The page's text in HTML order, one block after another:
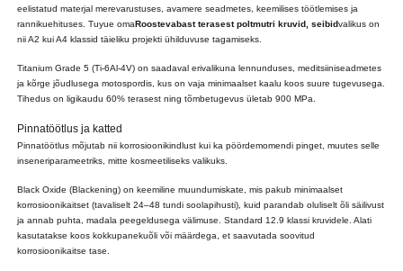
eelistatud materjal merevarustuses, avamere seadmetes, keemilises töötlemises ja
rannikuehituses. Tuyue omaRoostevabast terasest poltmutri kruvid, seibidvalikus on
nii A2 kui A4 klassid täieliku projekti ühilduvuse tagamiseks.
Titanium Grade 5 (Ti-6Al-4V) on saadaval erivalikuna lennunduses, meditsiiniseadmetes
ja kõrge jõudlusega motospordis, kus on vaja minimaalset kaalu koos suure tugevusega.
Tihedus on ligikaudu 60% terasest ning tõmbetugevus ületab 900 MPa.
Pinnatöötlus ja katted
Pinnatöötlus mõjutab nii korrosioonikindlust kui ka pöördemomendi pinget, muutes selle
inseneriparameetriks, mitte kosmeetiliseks valikuks.
Black Oxide (Blackening) on keemiline muundumiskate, mis pakub minimaalset
korrosioonikaitset (tavaliselt 24–48 tundi soolapihusti), kuid parandab oluliselt õli säilivust
ja annab puhta, madala peegeldusega välimuse. Standard 12.9 klassi kruvidele. Alati
kasutatakse koos kokkupanekuõli või määrdega, et saavutada soovitud
korrosioonikaitse tase.